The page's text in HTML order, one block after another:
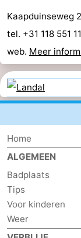
Kaapduinseweg
tel. +31 118 551
web. Meer
Home
ALGEMEEN
Badplaats
Tips
Voor kinderen
Weer